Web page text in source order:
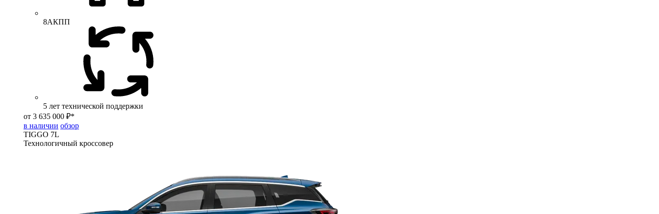
8АКПП
5 лет технической поддержки
от 3 635 000 ₽*
в наличии обзор
TIGGO 7L
Технологичный кроссовер